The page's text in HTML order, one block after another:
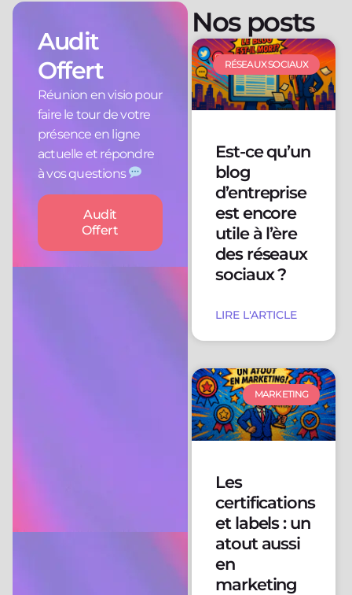
Audit
Offert
Réunion en visio pour
faire le tour de votre
présence en ligne
actuelle et répondre
à vos questions
Audit
Offert
Nos posts
RÉSEAUX SOCIAUX
Est-ce qu’un
blog
d’entreprise
est encore
utile à l’ère
des réseaux
sociaux ?
LIRE L'ARTICLE
MARKETING
Les
certifications
et labels : un
atout aussi
en
marketing